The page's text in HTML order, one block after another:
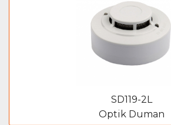
SD119-2L
Optik Duman